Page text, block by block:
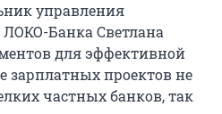
управления
Банка Светлана
для эффективной
зарплатных проектов не
частных банков, так